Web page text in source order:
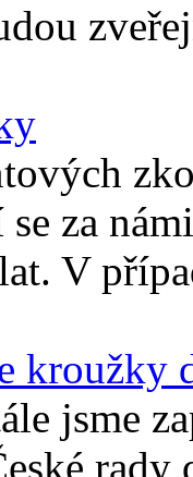
se za
V
kroužky
jsme